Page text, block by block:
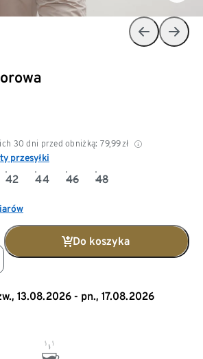
30 dni przed obniżką: 79,99 zł
przesyłki
42 44 46 48
Do koszyka
13.08.2026 - pn., 17.08.2026